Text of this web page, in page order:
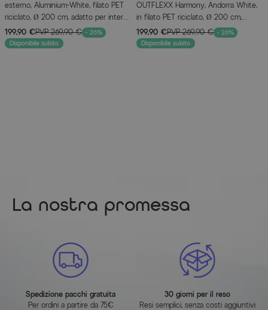
esterno, Aluminium-White, filato PET
riciclato, Ø 200 cm, adatto per interni
e terrazza
199,90 €PVP269,90 € - 26%
Disponibile subito
OUTFLEXX Harmony, Andorra White,
in filato PET riciclato, Ø 200 cm,
adatto per interno e terrazza
199,90 €PVP269,90 € - 26%
Disponibile subito
La nostra promessa
Spedizione pacchi gratuita
Per ordini a partire da 75€
30 giorni per il reso
Resi semplici, senza costi aggiuntivi